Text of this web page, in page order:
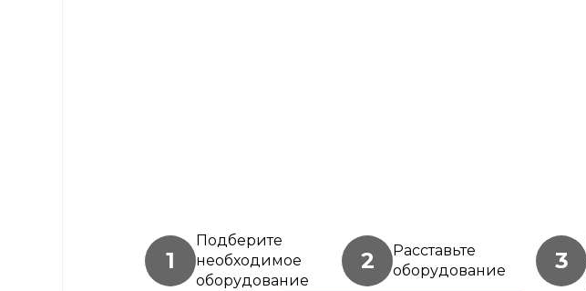
1
Подберите
необходимое
оборудование
2
Расставьте
оборудование
3